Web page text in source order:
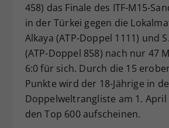
458) das Finale des ITF-M15-
in der Türkei gegen die
Alkaya (ATP-Doppel 1111) und
(ATP-Doppel 858) nach nur 47
6:0 für sich. Durch die 15
Punkte wird der 18-Jährige in
Doppelweltrangliste am 1.
den Top 600 aufscheinen.